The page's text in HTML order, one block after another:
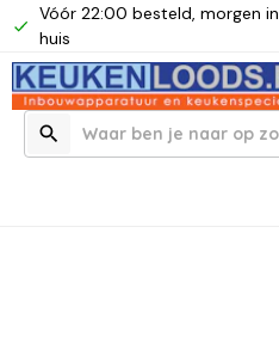
Vóór 22:00 besteld, morgen in
huis